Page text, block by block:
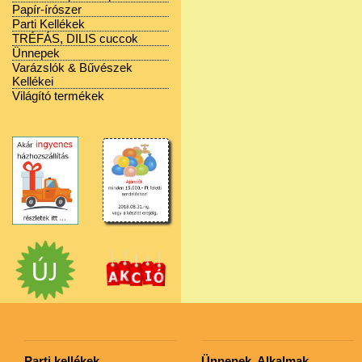
Papír-írószer
Parti Kellékek
TRÉFÁS, DILIS cuccok
Ünnepek
Varázslók & Bűvészek
Kellékei
Világító termékek